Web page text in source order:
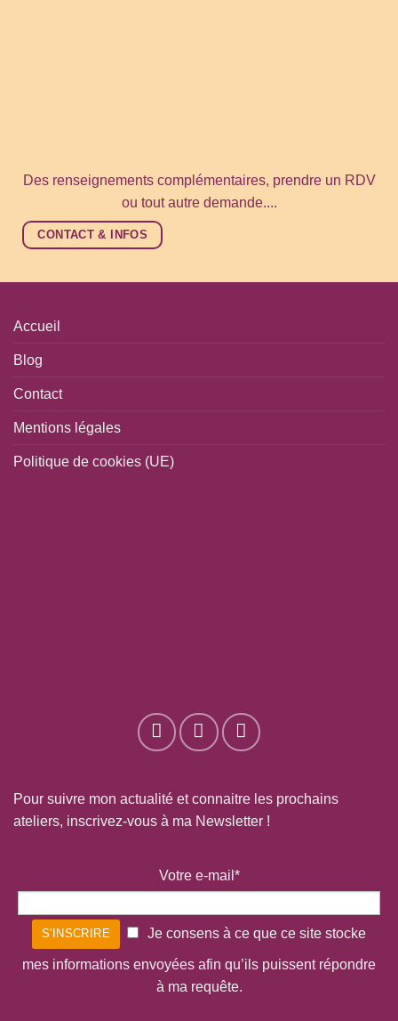
Des renseignements complémentaires, prendre un RDV
ou tout autre demande....
CONTACT & INFOS
Accueil
Blog
Contact
Mentions légales
Politique de cookies (UE)
Pour suivre mon actualité et connaitre les prochains
ateliers, inscrivez-vous à ma Newsletter !
Votre e-mail*
Je consens à ce que ce site stocke
mes informations envoyées afin qu’ils puissent répondre
à ma requête.